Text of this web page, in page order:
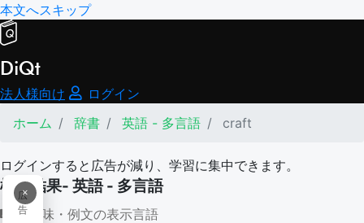
本文へスキップ
DiQt
法人様向け
ログイン
ホーム
辞書 英語 - 多言語 craft
ログインすると広告が減り、学習に集中できます。
×
広
告
検索結果- 英語 - 多言語
意味・例文の表示言語